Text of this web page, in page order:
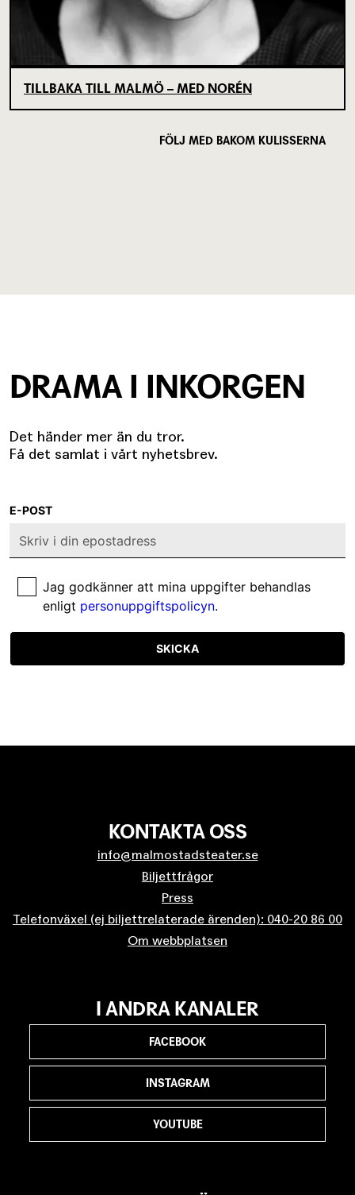
TILLBAKA TILL MALMÖ – MED NORÉN
FÖLJ MED BAKOM KULISSERNA
DRAMA I INKORGEN
Det händer mer än du tror.
Få det samlat i vårt nyhetsbrev.
E-POST
Jag godkänner att mina uppgifter behandlas
enligt personuppgiftspolicyn.
SKICKA
KONTAKTA OSS
info@malmostadsteater.se
Biljettfrågor
Press
Telefonväxel (ej biljettrelaterade ärenden): 040-20 86 00
Om webbplatsen
I ANDRA KANALER
FACEBOOK
INSTAGRAM
YOUTUBE